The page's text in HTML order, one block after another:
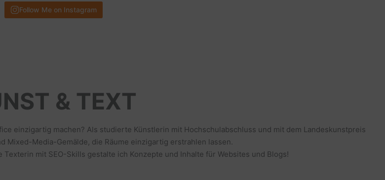
Follow Me on Instagram
& TEXT
einzigartig machen? Als studierte Künstlerin mit Hochschulabschluss und mit dem Landeskunstpreis
Mixed-Media-Gemälde, die Räume einzigartig erstrahlen lassen.
mit SEO-Skills gestalte ich Konzepte und Inhalte für Websites und Blogs!